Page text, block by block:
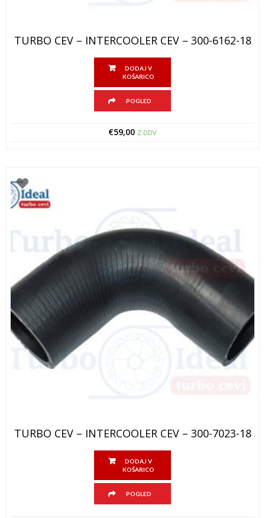
TURBO CEV – INTERCOOLER CEV – 300-6162-18
DODAJ V
KOŠARICO
POGLED
€59,00 Z DDV
TURBO CEV – INTERCOOLER CEV – 300-7023-18
DODAJ V
KOŠARICO
POGLED